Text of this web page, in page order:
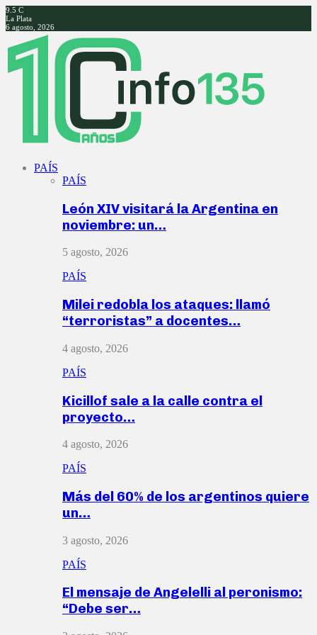
9.5 C
La Plata
6 agosto, 2026
Facebook
Twitter
Instagram
Youtube
PAÍS
PAÍS
León XIV visitará la Argentina en
noviembre: un…
5 agosto, 2026
PAÍS
Milei redobla los ataques: llamó
“terroristas” a docentes…
4 agosto, 2026
PAÍS
Kicillof sale a la calle contra el
proyecto…
4 agosto, 2026
PAÍS
Más del 60% de los argentinos quiere
un…
3 agosto, 2026
PAÍS
El mensaje de Angelelli al peronismo:
“Debe ser…